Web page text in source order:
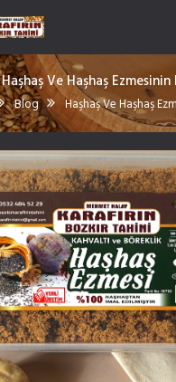
Haşhaş Ve Haşhaş Ezmesinin
Blog Haşhaş Ve Haşhaş